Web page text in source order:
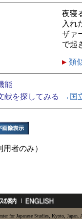
夜寝
入れ
ザァ
で起
類
能
献を探してみる
→国
用者のみ）
for Japanese Studies, Kyoto, Japan.